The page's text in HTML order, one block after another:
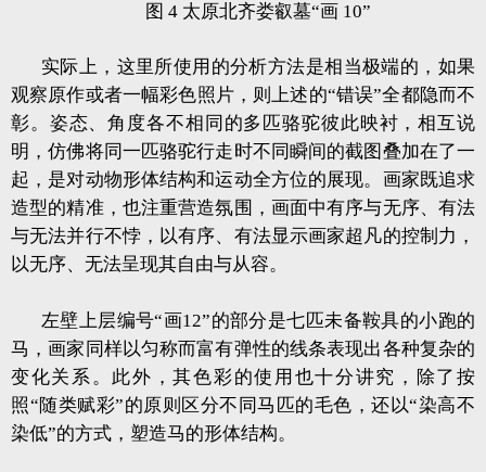
图 4 太原北齐娄叡墓“画 10”
实际上，这里所使用的分析方法是相当极端的，如果
观察原作或者一幅彩色照片，则上述的“错误”全都隐而不
彰。姿态、角度各不相同的多匹骆驼彼此映衬，相互说
明，仿佛将同一匹骆驼行走时不同瞬间的截图叠加在了一
起，是对动物形体结构和运动全方位的展现。画家既追求
造型的精准，也注重营造氛围，画面中有序与无序、有法
与无法并行不悖，以有序、有法显示画家超凡的控制力，
以无序、无法呈现其自由与从容。
左壁上层编号“画12”的部分是七匹未备鞍具的小跑的
马，画家同样以匀称而富有弹性的线条表现出各种复杂的
变化关系。此外，其色彩的使用也十分讲究，除了按
照“随类赋彩”的原则区分不同马匹的毛色，还以“染高不
染低”的方式，塑造马的形体结构。